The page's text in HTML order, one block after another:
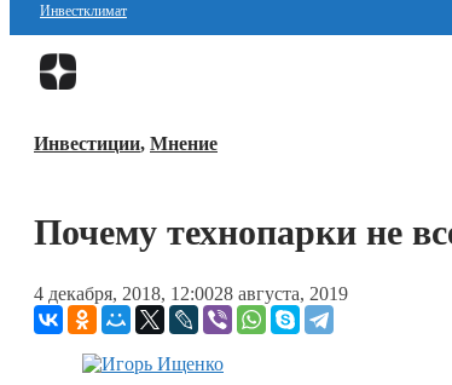
Инвестклимат
Финансы
Блокчейн
ESG
Инвестиции, Мнение
Почему технопарки не
4 декабря, 2018, 12:0028 августа, 2019